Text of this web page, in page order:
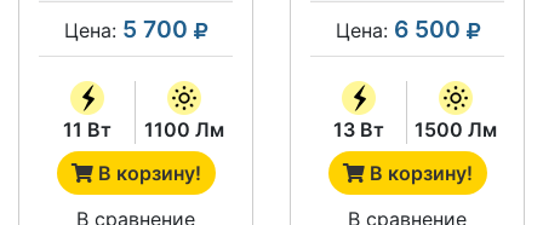
Цена: 5 700
11 Вт
1100 Лм
В корзину!
В сравнение
Цена: 6 500
13 Вт
1500 Лм
В корзину!
В сравнение